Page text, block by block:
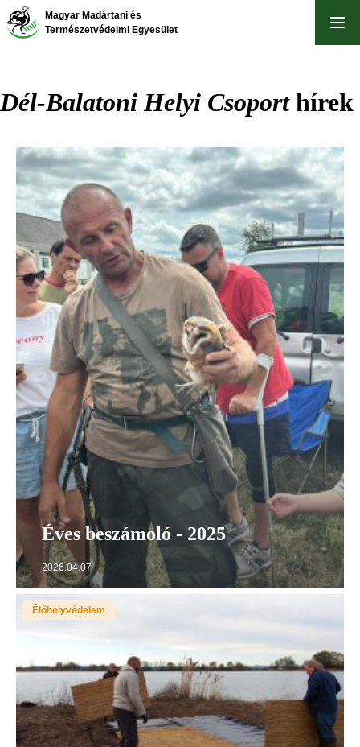
Ugrás
Magyar Madártani és
Természetvédelmi Egyesület
Dél-Balatoni Helyi Csoporthírek
Éves beszámoló - 2025
2026.04.07
Élőhelyvédelem